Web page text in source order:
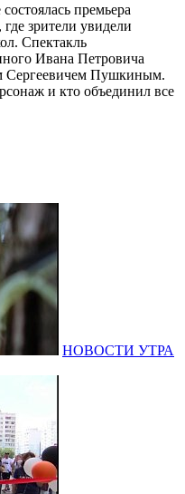
премьера
зрители увидели
Спектакль
Ивана Петровича
Сергеевичем Пушкиным.
и кто объединил все
НОВОСТИ УТРА